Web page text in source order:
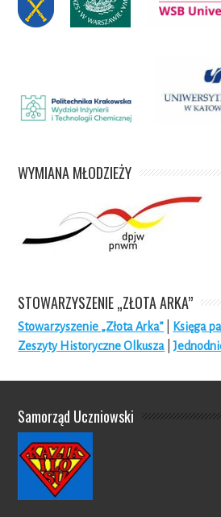
WYMIANA MŁODZIEŻY
STOWARZYSZENIE „ZŁOTA ARKA”
Stowarzyszenie „Złota Arka”
Księga
Zeszyty Historyczne Olkusza |
Samorząd Uczniowski